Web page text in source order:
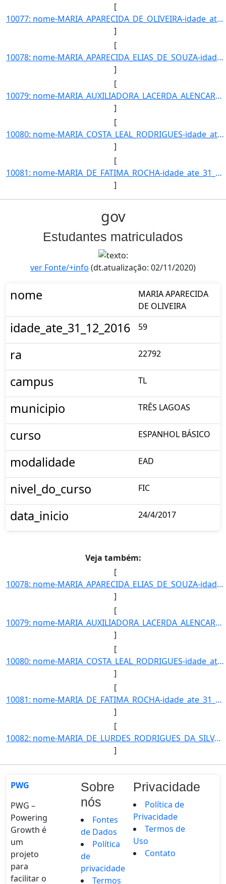
[
10077: nome-MARIA_APARECIDA_DE_OLIVEIRA-idade_ate_31_12_2016-59-ra-22792-campus-TL-municipio-TRES_LAGOAS-cu]
]
[
10078: nome-MARIA_APARECIDA_ELIAS_DE_SOUZA-idade_ate_31_12_2016-51-ra-19504-campus-TL-municipio-TRES_LAGOAS]
]
[
10079: nome-MARIA_AUXILIADORA_LACERDA_ALENCAR-idade_ate_31_12_2016-35-ra-8015-campus-TL-municipio-TRES_LAGO]
]
[
10080: nome-MARIA_COSTA_LEAL_RODRIGUES-idade_ate_31_12_2016-18-ra-6619-campus-TL-municipio-TRES_LAGOAS-curs]
]
[
10081: nome-MARIA_DE_FATIMA_ROCHA-idade_ate_31_12_2016-58-ra---campus-TL-municipio-TRES_LAGOAS-curso-TECNIC]
]
gov
Estudantes matriculados
ver Fonte/+info (dt.atualização: 02/11/2020)
nome
MARIA APARECIDA
DE OLIVEIRA
idade_ate_31_12_2016 59
ra 22792
campus TL
municipio TRÊS LAGOAS
curso ESPANHOL BÁSICO
modalidade EAD
nivel_do_curso FIC
data_inicio 24/4/2017
Veja também:
[
10078: nome-MARIA_APARECIDA_ELIAS_DE_SOUZA-idade_ate_31_12_2016-51-ra-19504-campus-TL-municipio-TRES_LAGOAS]
]
[
10079: nome-MARIA_AUXILIADORA_LACERDA_ALENCAR-idade_ate_31_12_2016-35-ra-8015-campus-TL-municipio-TRES_LAGO]
]
[
10080: nome-MARIA_COSTA_LEAL_RODRIGUES-idade_ate_31_12_2016-18-ra-6619-campus-TL-municipio-TRES_LAGOAS-curs]
]
[
10081: nome-MARIA_DE_FATIMA_ROCHA-idade_ate_31_12_2016-58-ra---campus-TL-municipio-TRES_LAGOAS-curso-TECNIC]
]
[
10082: nome-MARIA_DE_LURDES_RODRIGUES_DA_SILVA-idade_ate_31_12_2016-37-ra-22873-campus-TL-municipio-TRES_LA]
]
PWG
PWG –
Powering
Growth é
um
projeto
para
facilitar o
Sobre
nós
Fontes
de Dados
Política
de
privacidade
Termos
Privacidade
Política de
Privacidade
Termos de
Uso
Contato